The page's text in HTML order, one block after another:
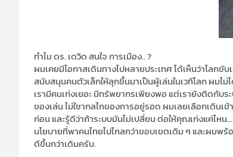
ทำไม ดร. เดวิด สนใจ การเมือง.. ?
ผมเคยมีโอกาสเดินทางไปหลายประเทศ ได้เห็นว่าโลกขั
สนับสนุนคนตัวเล็กให้ลุกขึ้นมาเป็นผู้เล่นในเวทีโลก ผมไม่
เรามีคนเก่งเยอะ มีทรัพยากรเพียงพอ แต่เรายังติดกับ
ของเล่น ไม่ใชากลไกของการอยู่รอด ผมเลยเลือกเดินเ
ก่อน และรู้ดีว่าถ้าระบบมันไม่เปลี่ยน ต่อให้คุณเก่งแค่ไห
นโยบายที่พาคนไทยไปไกลกว่าขอบเขตเดิม ๆ และผมพ
ดีขึ้นกว่าเดิมครับ.